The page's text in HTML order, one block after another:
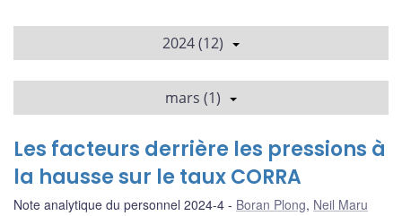
2024 (12)
mars (1)
Les facteurs derrière les pressions à
la hausse sur le taux CORRA
Note analytique du personnel 2024-4 Boran Plong, Neil Maru